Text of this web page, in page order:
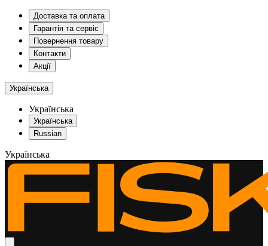
Доставка та оплата
Гарантія та сервіс
Повернення товару
Контакти
Акції
Українська
Українська
Українська
Russian
Українська